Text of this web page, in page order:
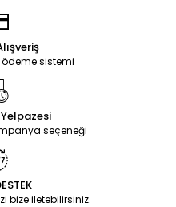
sistemi
seçeneği
bize iletebilirsiniz.